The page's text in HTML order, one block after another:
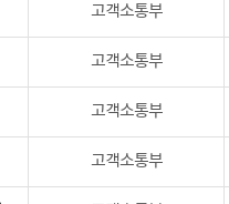
고객소통부
고객소통부
고객소통부
고객소통부